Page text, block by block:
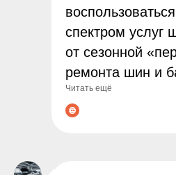
спектром услуг
от сезонной
ремонта шин и
Мы используем
оборудование и
Читать ещё